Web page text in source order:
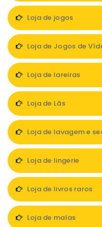
Loja de jogos
Loja de Jogos de
Loja de lareiras
Loja de Lãs
Loja de lavagem e
Loja de lingerie
Loja de livros raros
Loja de malas